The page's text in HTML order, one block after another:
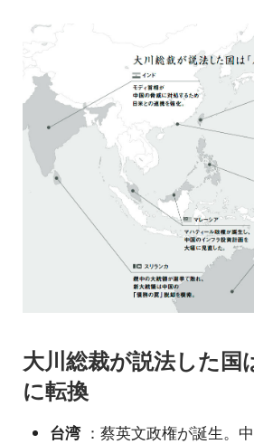
大川総裁が説法した国
に転換
台湾：蔡英文政権が誕生。